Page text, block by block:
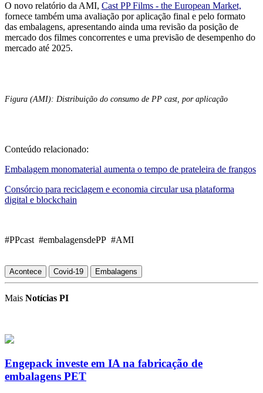
O novo relatório da AMI, Cast PP Films - the European Market,
fornece também uma avaliação por aplicação final e pelo formato
das embalagens, apresentando ainda uma revisão da posição de
mercado dos filmes concorrentes e uma previsão de desempenho do
mercado até 2025.
Figura (AMI): Distribuição do consumo de PP cast, por aplicação
Conteúdo relacionado:
Embalagem monomaterial aumenta o tempo de prateleira de frangos
Consórcio para reciclagem e economia circular usa plataforma
digital e blockchain
#PPcast #embalagensdePP #AMI
Acontece Covid-19 Embalagens
Mais Notícias PI
Engepack investe em IA na fabricação de
embalagens PET